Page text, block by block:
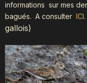
informations sur mes
bagués. A consulter ICI.
gallois)